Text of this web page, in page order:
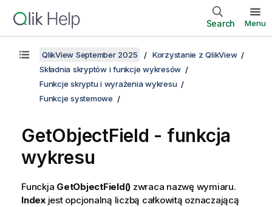
Search Menu
QlikView September 2025
Korzystanie z QlikView
Składnia skryptów i funkcje wykresów
Funkcje skryptu i wyrażenia wykresu
Funkcje systemowe
GetObjectField - funkcja
wykresu
Funckja GetObjectField() zwraca nazwę wymiaru.
Indexjest opcjonalną liczbą całkowitą oznaczającą